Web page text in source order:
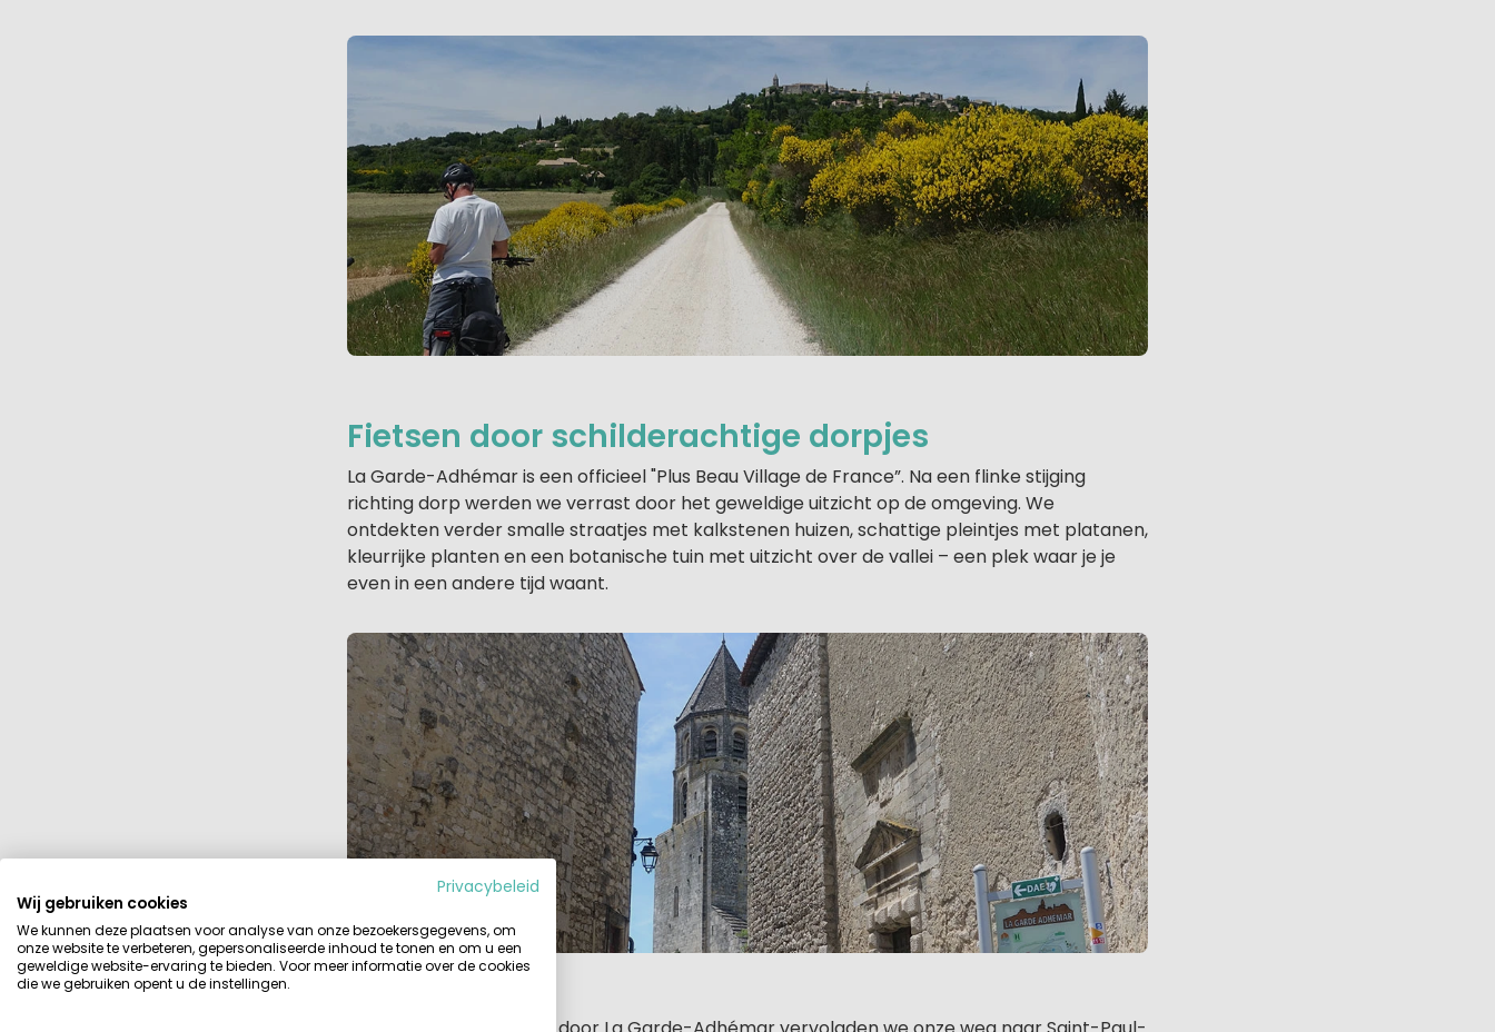
Fietsen door schilderachtige dorpjes
La Garde-Adhémar is een officieel "Plus Beau Village de France”. Na een flinke stijging
richting dorp werden we verrast door het geweldige uitzicht op de omgeving. We
ontdekten verder smalle straatjes met kalkstenen huizen, schattige pleintjes met platanen,
kleurrijke planten en een botanische tuin met uitzicht over de vallei – een plek waar je je
even in een andere tijd waant.
Privacybeleid
Wij gebruiken cookies
We kunnen deze plaatsen voor analyse van onze bezoekersgegevens, om
onze website te verbeteren, gepersonaliseerde inhoud te tonen en om u een
geweldige website-ervaring te bieden. Voor meer informatie over de cookies
die we gebruiken opent u de instellingen.